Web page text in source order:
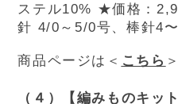
ステル10% ★価格：
針 4/0～5/0号、棒針4
商品ページは＜ こちら ＞
（４）【編みものキッ